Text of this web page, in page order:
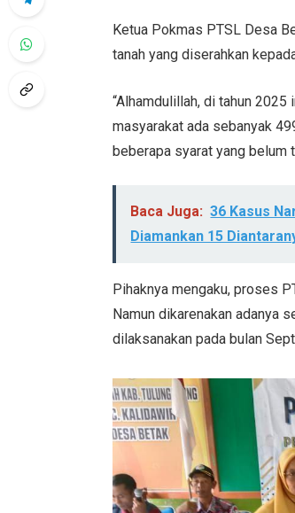
Ketua Pokmas PTSL Desa
tanah yang diserahkan
“Alhamdulillah, di tahun
masyarakat ada sebanyak
beberapa syarat yang belum
Baca Juga: 36 Kasus
Diamankan 15
Pihaknya mengaku, proses
Namun dikarenakan adanya
dilaksanakan pada bulan